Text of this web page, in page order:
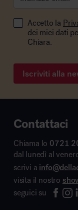
Accetto la
dei miei dati
Chiara.
Iscriviti alla
Contattaci
Chiama lo 0721
dal lunedì al
scrivi a
visita il nostro
seguici su